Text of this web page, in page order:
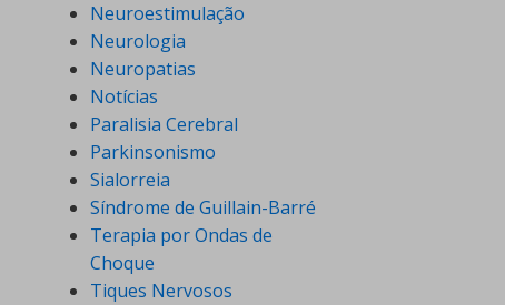
Neuroestimulação
Neurologia
Neuropatias
Notícias
Paralisia Cerebral
Parkinsonismo
Sialorreia
Síndrome de Guillain-Barré
Terapia por Ondas de
Choque
Tiques Nervosos